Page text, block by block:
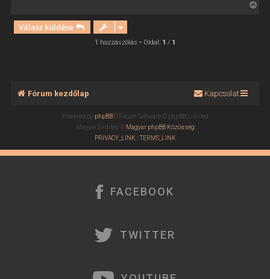
é
Válasz küldése
1 hozzászólás • Oldal: 1 / 1
Fórum kezdőlap Kapcsolat
Powered by phpBB® Forum Software © phpBB Limited
Magyar fordítás © Magyar phpBB Közösség
PRIVACY_LINK |TERMS_LINK
FACEBOOK
TWITTER